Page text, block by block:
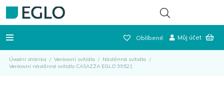
Oblíbené Můj účet
Úvodní stránka / Venkovní svítidla / Nástěnná svítidla
/
Venkovní nástěnné svítidlo CASAZZA EGLO 99521